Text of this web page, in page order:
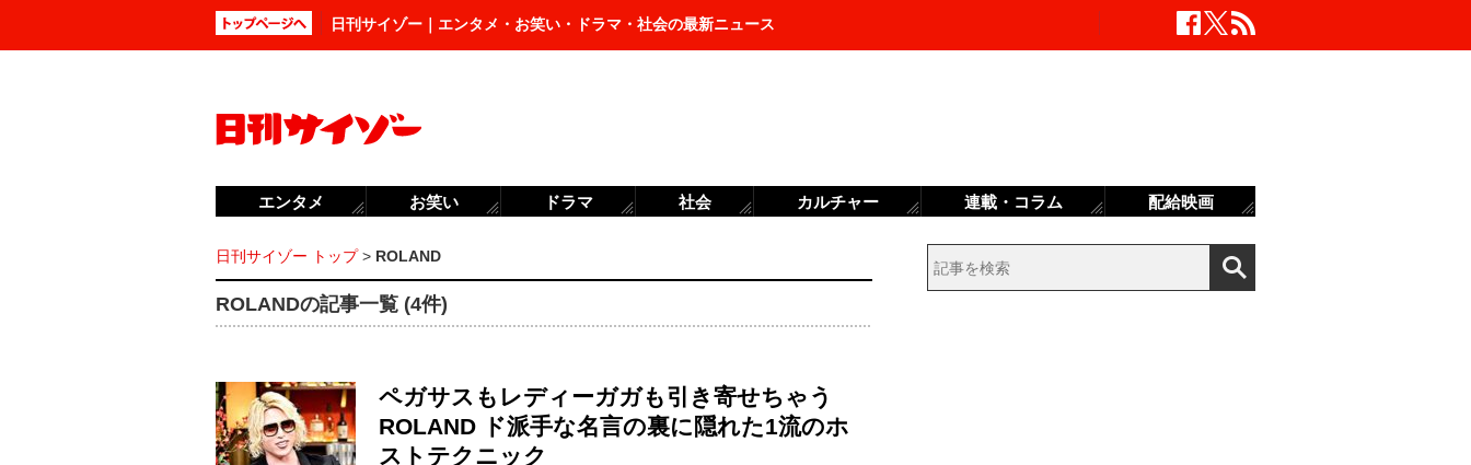
日刊サイゾー｜エンタメ・お笑い・ドラマ・社会の最新ニュース
日刊サイゾー トップ> ROLAND
ROLANDの記事一覧 (4件)
ペガサスもレディーガガも引き寄せちゃう
ROLAND ド派手な名言の裏に隠れた1流のホ
ストテクニック
エンタメ お笑い ドラマ 社会 カルチャー 連載・コラム 配給映画